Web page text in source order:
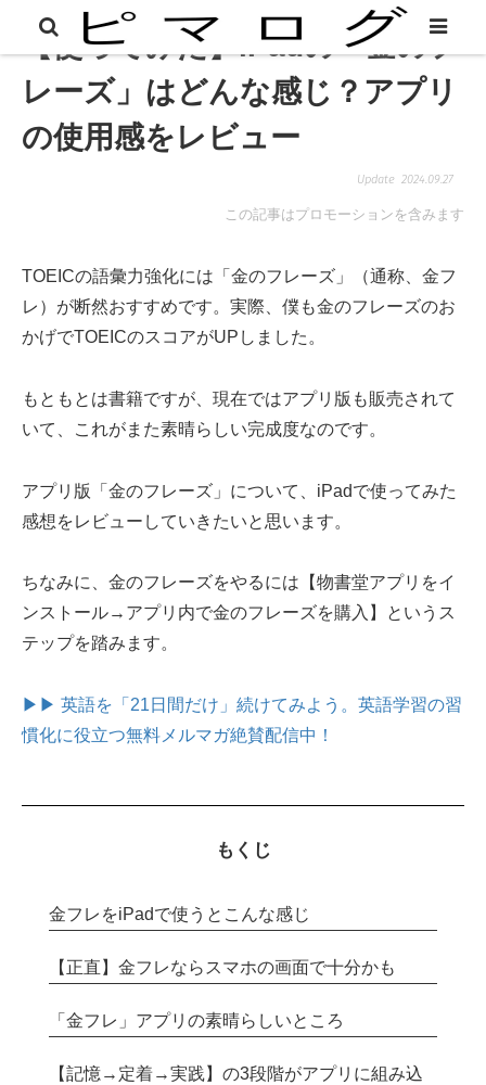
【使ってみた】iPadの「金のフ
レーズ」はどんな感じ？アプリ
の使用感をレビュー
2024.09.27
この記事はプロモーションを含みます
TOEICの語彙力強化には「金のフレーズ」（通称、金フ
レ）が断然おすすめです。実際、僕も金のフレーズのお
かげでTOEICのスコアがUPしました。
もともとは書籍ですが、現在ではアプリ版も販売されて
いて、これがまた素晴らしい完成度なのです。
アプリ版「金のフレーズ」について、iPadで使ってみた
感想をレビューしていきたいと思います。
ちなみに、金のフレーズをやるには【物書堂アプリをイ
ンストール→アプリ内で金のフレーズを購入】というス
テップを踏みます。
▶▶ 英語を「21日間だけ」続けてみよう。 英語学習の習
慣化に役立つ無料メルマガ絶賛配信中！
もくじ
金フレをiPadで使うとこんな感じ
【正直】金フレならスマホの画面で十分かも
「金フレ」アプリの素晴らしいところ
【記憶→定着→実践】の3段階がアプリに組み込